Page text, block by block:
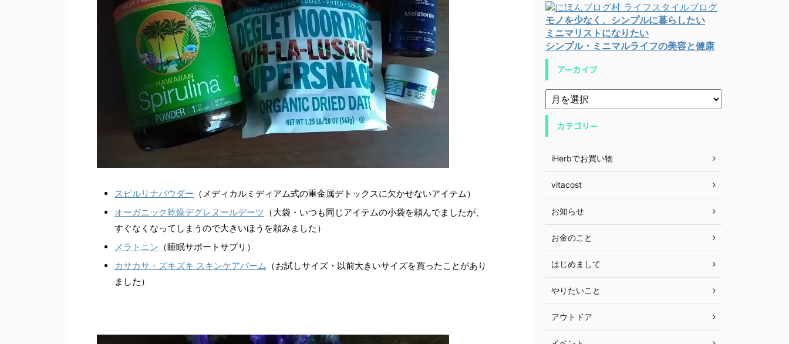
スピルリナパウダー （メディカルミディアム式の重金属デトックスに欠かせないアイテム）
オーガニック乾燥デグレヌールデーツ （大袋・いつも同じアイテムの小袋を頼んでましたが、
すぐなくなってしまうので大きいほうを頼みました）
メラトニン （睡眠サポートサプリ）
カサカサ・ズキズキ スキンケアバーム （お試しサイズ・以前大きいサイズを買ったことがあり
ました）
モノを少なく、シンプルに暮らしたい
ミニマリストになりたい
シンプル・ミニマルライフの美容と健康
アーカイブ
カテゴリー
iHerbでお買い物
vitacost
お知らせ
お金のこと
はじめまして
やりたいこと
アウトドア